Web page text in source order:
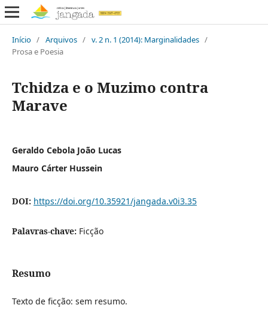
Início / Arquivos / v. 2 n. 1 (2014): Marginalidades /
Prosa e Poesia
Tchidza e o Muzimo contra
Marave
Geraldo Cebola João Lucas
Mauro Cárter Hussein
DOI: https://doi.org/10.35921/jangada.v0i3.35
Palavras-chave: Ficção
Resumo
Texto de ficção: sem resumo.